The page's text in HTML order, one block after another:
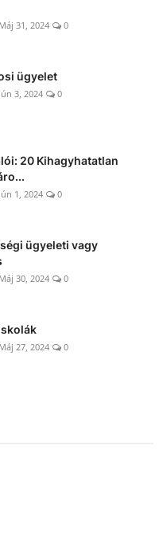
Máj 31, 2024 0
ügyelet
Jún 3, 2024 0
20 Kihagyhatatlan
Jún 1, 2024 0
ügyeleti vagy
Máj 30, 2024 0
Máj 27, 2024 0